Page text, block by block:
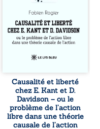
d’Emmanuel Kant
et de Donald
Davidson, cet
essai explore les
liens entre libre
déterminisme
responsabilité. De
la volonté
kantienne au
monisme anomal
de Davidson, il
interroge la
Causalité et liberté
chez E. Kant et D.
Davidson – ou le
problème de l’action
libre dans une théorie
causale de l’action